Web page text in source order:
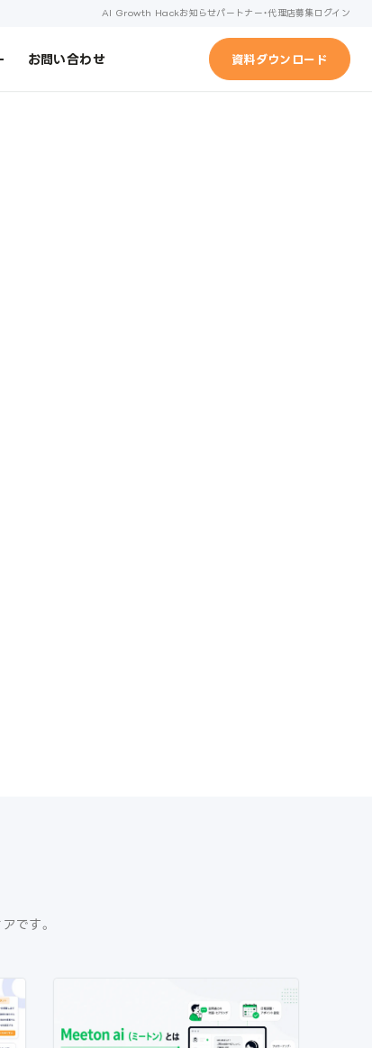
AI Growth Hackお知らせパートナー・代理店募集ログイン
お問い合わせ 資料ダウンロード
です。